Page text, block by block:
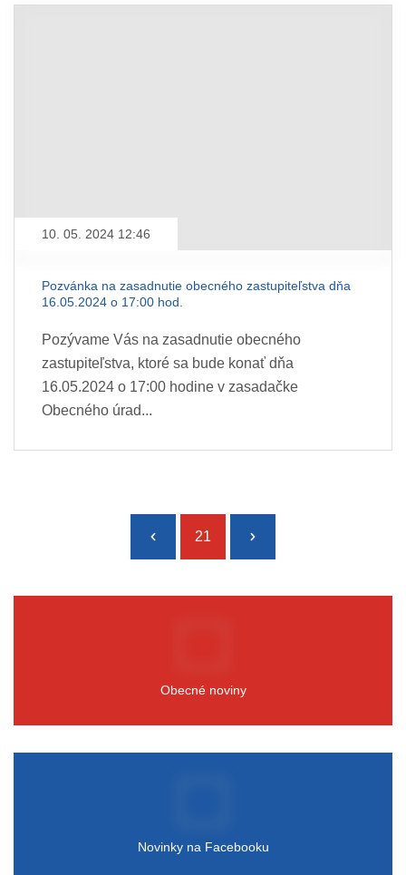
10. 05. 2024 12:46
Pozvánka na zasadnutie obecného zastupiteľstva dňa
16.05.2024 o 17:00 hod.
Pozývame Vás na zasadnutie obecného
zastupiteľstva, ktoré sa bude konať dňa
16.05.2024 o 17:00 hodine v zasadačke
Obecného úrad...
21
Obecné noviny
Novinky na Facebooku